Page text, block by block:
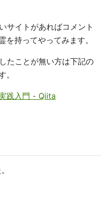
サイトがあればコメント
を持ってやってみます。
たことが無い方は下記の
。
践入門 - Qiita